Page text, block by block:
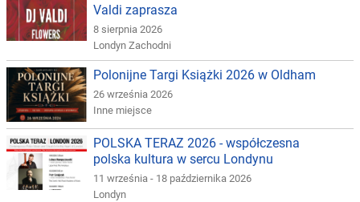
Valdi zaprasza
8 sierpnia 2026
Londyn Zachodni
Polonijne Targi Książki 2026 w Oldham
26 września 2026
Inne miejsce
POLSKA TERAZ 2026 - współczesna
polska kultura w sercu Londynu
11 września - 18 października 2026
Londyn